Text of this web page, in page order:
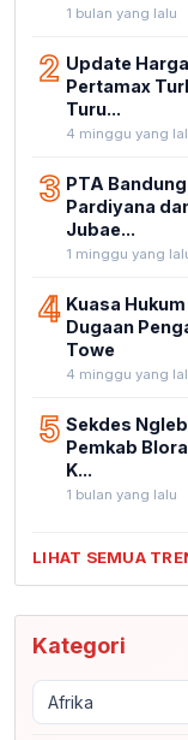
1 bulan yang lalu
2 Update
Pertamax
Turu...
4 minggu yang
3 PTA
Pardiyana
Jubae...
1 minggu yang
4 Kuasa
Dugaan
Towe
4 minggu yang
5 Sekdes
Pemkab
K...
1 bulan yang lalu
LIHAT SEMUA
Kategori
Afrika